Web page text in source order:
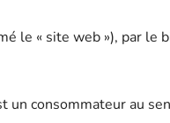
le « site web »), par le
un consommateur au